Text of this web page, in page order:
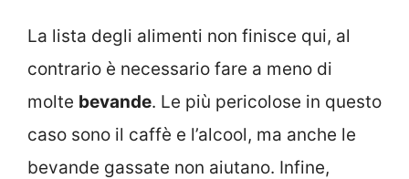
La lista degli alimenti non finisce qui, al
contrario è necessario fare a meno di
molte bevande. Le più pericolose in questo
caso sono il caffè e l’alcool, ma anche le
bevande gassate non aiutano. Infine,